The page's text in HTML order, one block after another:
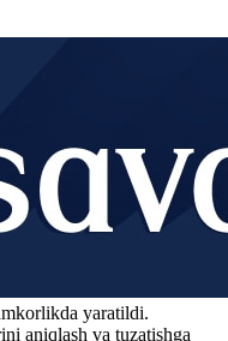
yaratildi.
aniqlash va tuzatishga